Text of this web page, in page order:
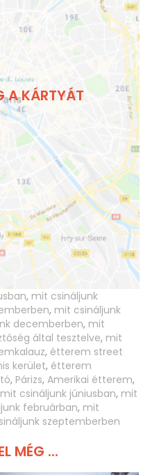
A KÁRTYÁT
, mit csináljunk
, mit csináljunk
decemberben, mit
által tesztelve, mit
, étterem street
kerület, étterem
, Párizs, Amerikai étterem,
mit csináljunk júniusban, mit
februárban, mit
szeptemberben
MÉG ...